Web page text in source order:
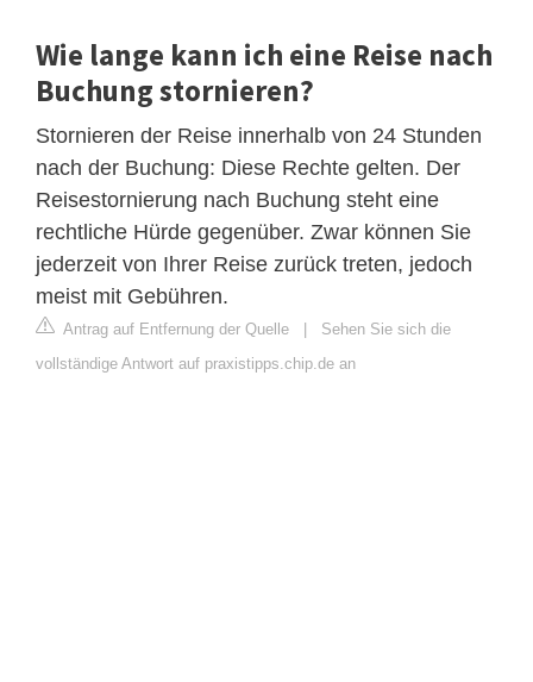
Wie lange kann ich eine Reise nach
Buchung stornieren?
Stornieren der Reise innerhalb von 24 Stunden
nach der Buchung: Diese Rechte gelten. Der
Reisestornierung nach Buchung steht eine
rechtliche Hürde gegenüber. Zwar können Sie
jederzeit von Ihrer Reise zurück treten, jedoch
meist mit Gebühren.
Antrag auf Entfernung der Quelle | Sehen Sie sich die
vollständige Antwort auf praxistipps.chip.de an